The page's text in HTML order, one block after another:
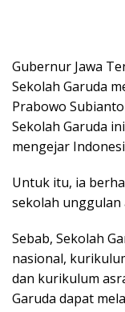
Gubernur Jawa
Sekolah Garuda
Prabowo
Sekolah Garuda
mengejar
Untuk itu, ia
sekolah unggulan
Sebab, Sekolah
nasional,
dan kurikulum
Garuda dapat